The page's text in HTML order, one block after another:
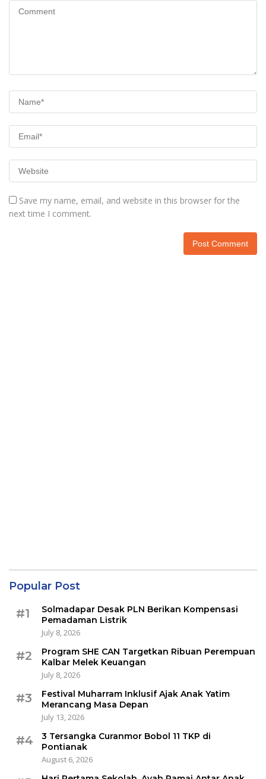
Save my name, email, and website in this browser for the
next time I comment.
Popular Post
#1
Solmadapar Desak PLN Berikan Kompensasi
Pemadaman Listrik
July 8, 2026
#2
Program SHE CAN Targetkan Ribuan Perempuan
Kalbar Melek Keuangan
July 8, 2026
#3
Festival Muharram Inklusif Ajak Anak Yatim
Merancang Masa Depan
July 13, 2026
#4
3 Tersangka Curanmor Bobol 11 TKP di
Pontianak
August 6, 2026